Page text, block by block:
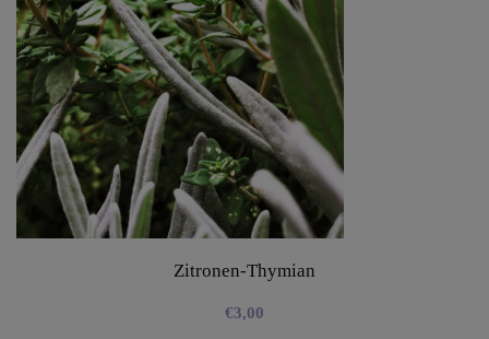
Zitronen-Thymian
€3,00